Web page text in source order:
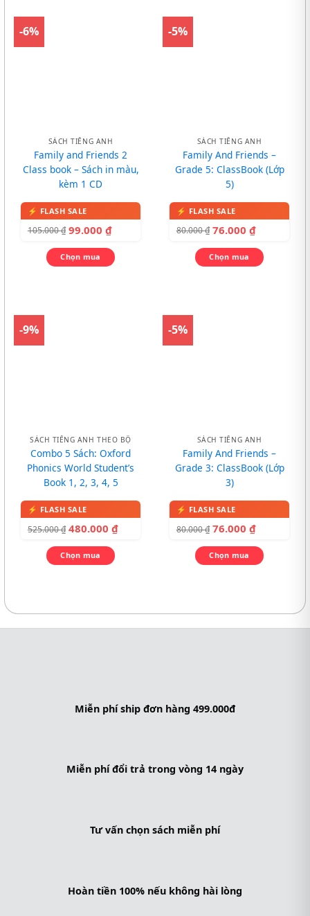
-6%
SÁCH TIẾNG ANH
Family and Friends 2
Class book – Sách in màu,
kèm 1 CD
105.000₫ 99.000 ₫
Chọn mua
-5%
SÁCH TIẾNG ANH
Family And Friends –
Grade 5: ClassBook (Lớp
5)
80.000₫ 76.000 ₫
Chọn mua
-9%
SÁCH TIẾNG ANH THEO BỘ
Combo 5 Sách: Oxford
Phonics World Student’s
Book 1, 2, 3, 4, 5
525.000₫ 480.000 ₫
Chọn mua
-5%
SÁCH TIẾNG ANH
Family And Friends –
Grade 3: ClassBook (Lớp
3)
80.000₫ 76.000 ₫
Chọn mua
Miễn phí ship đơn hàng 499.000đ
Miễn phí đổi trả trong vòng 14 ngày
Tư vấn chọn sách miễn phí
Hoàn tiền 100% nếu không hài lòng